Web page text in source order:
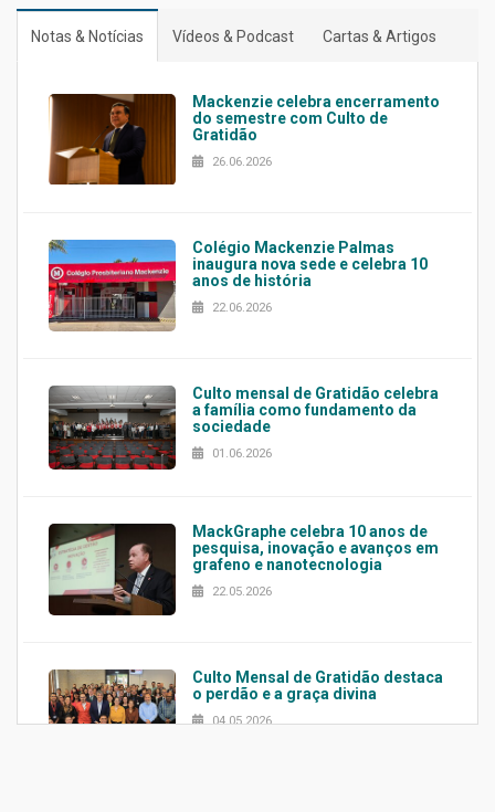
Notas & Notícias Vídeos & Podcast Cartas & Artigos
Mackenzie celebra encerramento
do semestre com Culto de
Gratidão
26.06.2026
Colégio Mackenzie Palmas
inaugura nova sede e celebra 10
anos de história
22.06.2026
Culto mensal de Gratidão celebra
a família como fundamento da
sociedade
01.06.2026
MackGraphe celebra 10 anos de
pesquisa, inovação e avanços em
grafeno e nanotecnologia
22.05.2026
Culto Mensal de Gratidão destaca
o perdão e a graça divina
04.05.2026